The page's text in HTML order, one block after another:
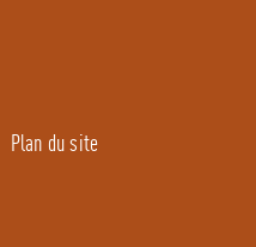
Plan du site